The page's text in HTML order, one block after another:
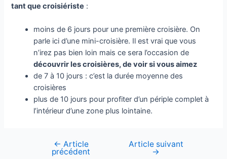
tant que croisiériste :
moins de 6 jours pour une première croisière. On
parle ici d’une mini-croisière. Il est vrai que vous
n’irez pas bien loin mais ce sera l’occasion de
découvrir les croisières, de voir si vous aimez
de 7 à 10 jours : c’est la durée moyenne des
croisières
plus de 10 jours pour profiter d’un périple complet à
l’intérieur d’une zone plus lointaine.
Navigation
← Article
précédent
Article suivant
→